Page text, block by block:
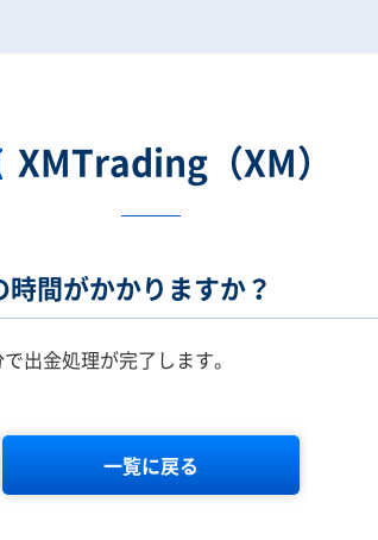
XMTrading（XM）
間がかかりますか？
出金処理が完了します。
一覧に戻る